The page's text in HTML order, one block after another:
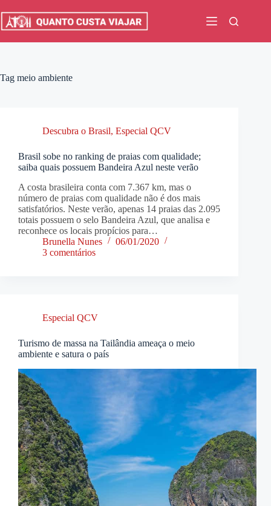
para
Tag meio ambiente
Descubra o Brasil, Especial QCV
Brasil sobe no ranking de praias com qualidade;
saiba quais possuem Bandeira Azul neste verão
A costa brasileira conta com 7.367 km, mas o
número de praias com qualidade não é dos mais
satisfatórios. Neste verão, apenas 14 praias das 2.095
totais possuem o selo Bandeira Azul, que analisa e
reconhece os locais propícios para…
Brunella Nunes
06/01/2020
3 comentários
Especial QCV
Turismo de massa na Tailândia ameaça o meio
ambiente e satura o país